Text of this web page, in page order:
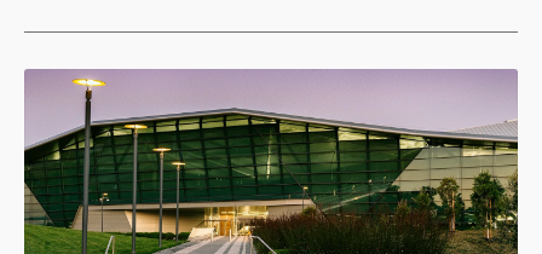
創新走向資料中心部署的完整路徑，推動 AI scale up
架構邁向新里程碑。